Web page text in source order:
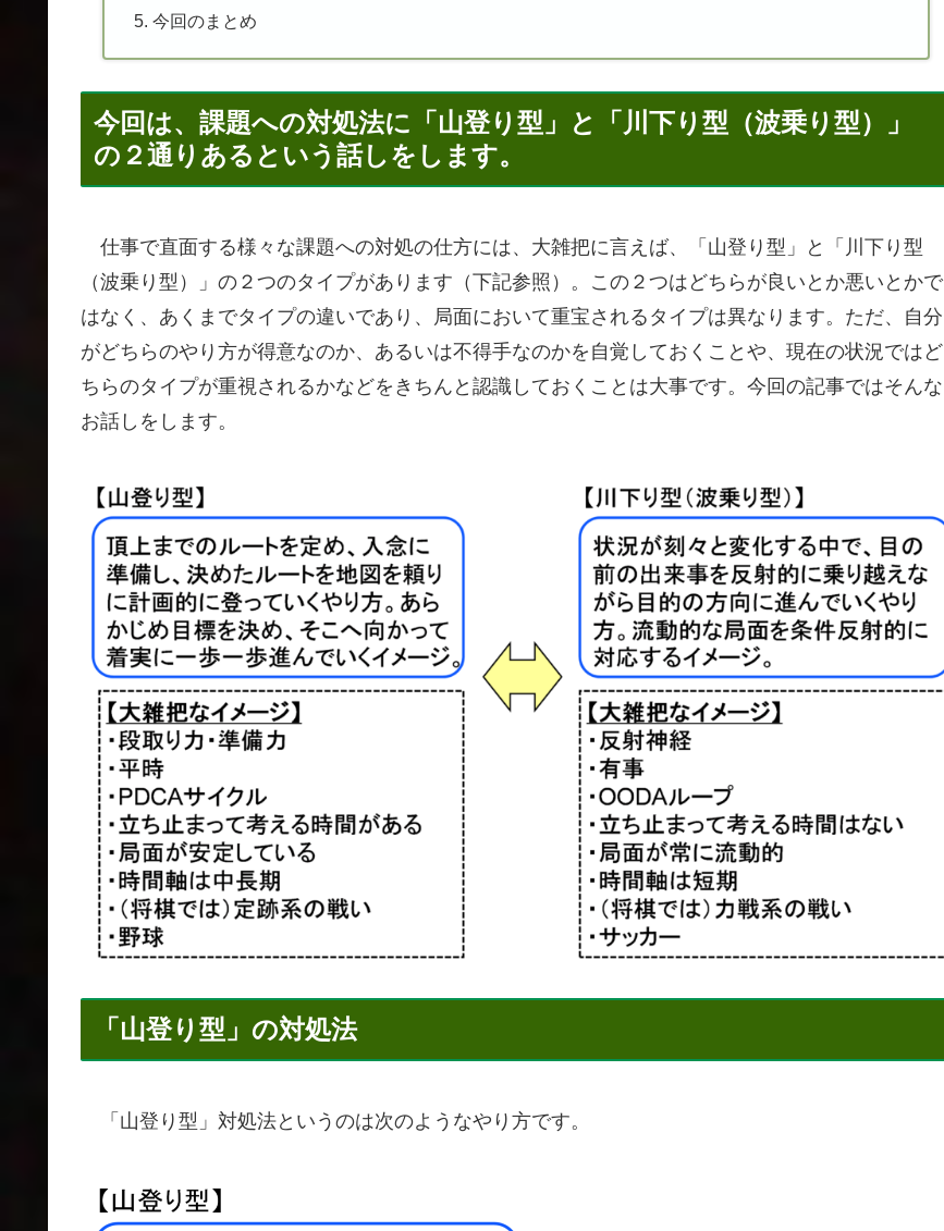
今回のまとめ
今回は、課題への対処法に「山登り型」と「川下り型（波乗り型）」
の２通りあるという話しをします。
仕事で直面する様々な課題への対処の仕方には、大雑把に言えば、「山登り型」と「川下り型
（波乗り型）」の２つのタイプがあります（下記参照）。この２つはどちらが良いとか悪いとかで
はなく、あくまでタイプの違いであり、局面において重宝されるタイプは異なります。ただ、自分
がどちらのやり方が得意なのか、あるいは不得手なのかを自覚しておくことや、現在の状況ではど
ちらのタイプが重視されるかなどをきちんと認識しておくことは大事です。今回の記事ではそんな
お話しをします。
「山登り型」の対処法
「山登り型」対処法というのは次のようなやり方です。